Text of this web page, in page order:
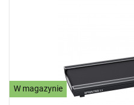
W magazynie